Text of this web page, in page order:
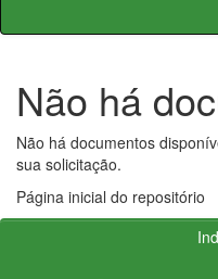
Não há
Não há documentos
sua solicitação.
Página inicial do repositório